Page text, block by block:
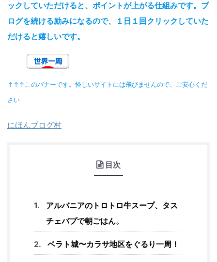
ックしていただけると、ポイントが上がる仕組みです。ブ
ログを続ける励みになるので、１日１回クリックしていた
だけると嬉しいです。
↑↑↑このバナーです。怪しいサイトには飛びませんので、ご安心くだ
さい
にほんブログ村
目次
アルバニアのトロトロ牛スープ、タス
チェバプで朝ごはん。
ベラト城〜カラサ地区をぐるり一周！